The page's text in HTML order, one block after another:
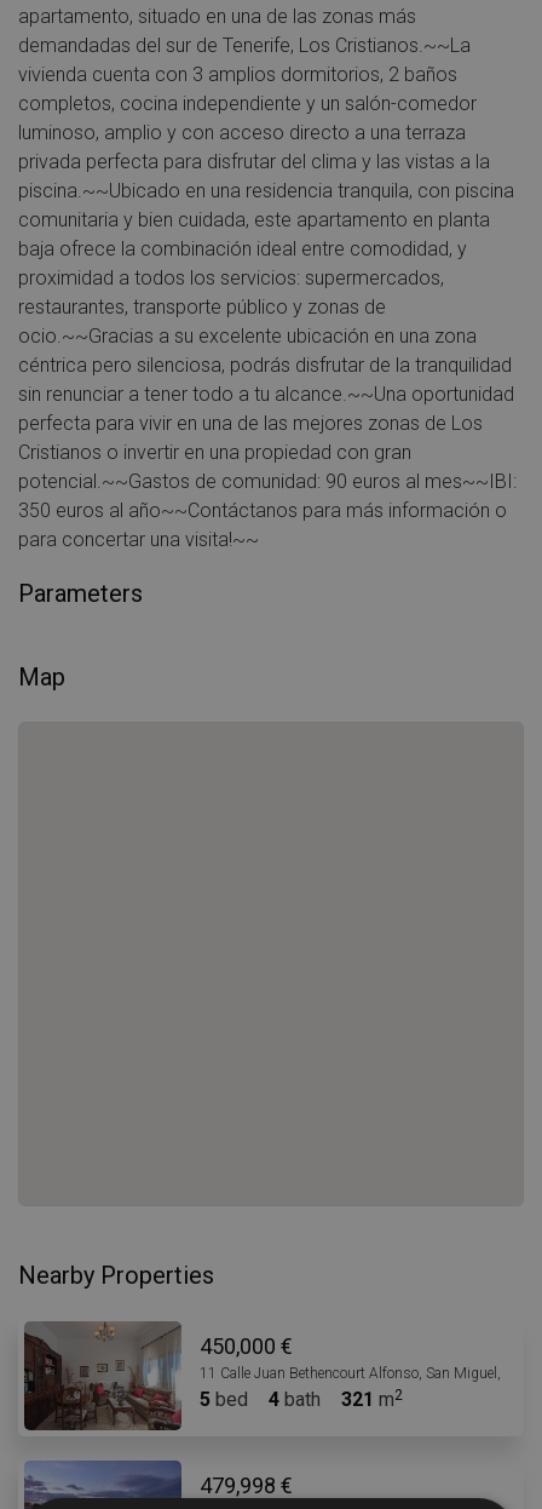
apartamento, situado en una de las zonas más
demandadas del sur de Tenerife, Los Cristianos.~~La
vivienda cuenta con 3 amplios dormitorios, 2 baños
completos, cocina independiente y un salón-comedor
luminoso, amplio y con acceso directo a una terraza
privada perfecta para disfrutar del clima y las vistas a la
piscina.~~Ubicado en una residencia tranquila, con piscina
comunitaria y bien cuidada, este apartamento en planta
baja ofrece la combinación ideal entre comodidad, y
proximidad a todos los servicios: supermercados,
restaurantes, transporte público y zonas de
ocio.~~Gracias a su excelente ubicación en una zona
céntrica pero silenciosa, podrás disfrutar de la tranquilidad
sin renunciar a tener todo a tu alcance.~~Una oportunidad
perfecta para vivir en una de las mejores zonas de Los
Cristianos o invertir en una propiedad con gran
potencial.~~Gastos de comunidad: 90 euros al mes~~IBI:
350 euros al año~~Contáctanos para más información o
para concertar una visita!~~
Parameters
Map
Nearby Properties
450,000 €
11 Calle Juan Bethencourt Alfonso, San Miguel,
5 bed 4 bath 321 m
479,998 €